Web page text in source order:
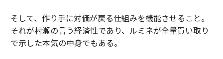
そして、作り手に対価が戻る仕組みを機能させること。
それが村瀬の言う経済性であり、ルミネが全量買い取り
で示した本気の中身でもある。